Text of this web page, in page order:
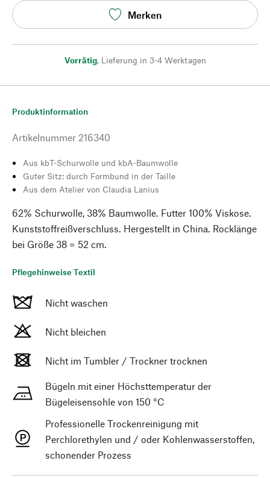
Merken
Vorrätig, Lieferung in 3-4 Werktagen
Produktinformation
Artikelnummer 216340
Aus kbT-Schurwolle und kbA-Baumwolle
Guter Sitz: durch Formbund in der Taille
Aus dem Atelier von Claudia Lanius
62% Schurwolle, 38% Baumwolle. Futter 100% Viskose.
Kunststoffreißverschluss. Hergestellt in China. Rocklänge
bei Größe 38 = 52 cm.
Pflegehinweise Textil
Nicht waschen
Nicht bleichen
Nicht im Tumbler / Trockner trocknen
Bügeln mit einer Höchsttemperatur der
Bügeleisensohle von 150 °C
Professionelle Trockenreinigung mit
Perchlorethylen und / oder Kohlenwasserstoffen,
schonender Prozess